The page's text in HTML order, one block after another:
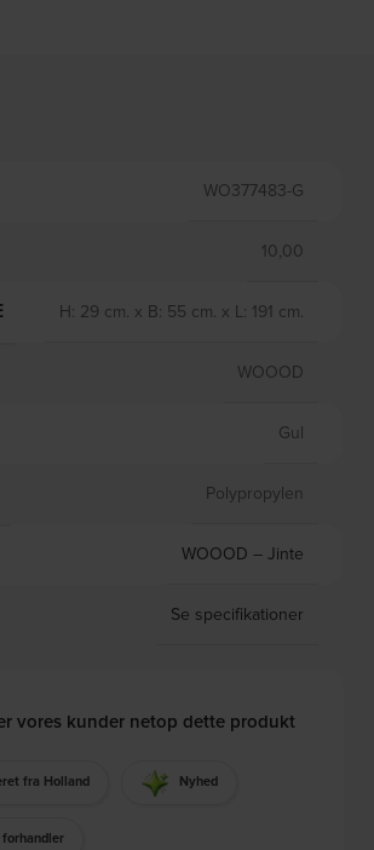
WO377483-G
10,00
H: 29 cm. x B: 55 cm. x L: 191 cm.
WOOOD
Gul
Polypropylen
WOOOD – Jinte
Se specifikationer
vores kunder netop dette produkt
fra Holland Nyhed